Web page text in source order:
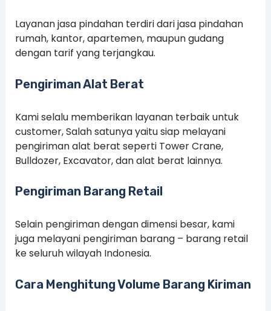
Layanan jasa pindahan terdiri dari jasa pindahan
rumah, kantor, apartemen, maupun gudang
dengan tarif yang terjangkau.
Pengiriman Alat Berat
Kami selalu memberikan layanan terbaik untuk
customer, Salah satunya yaitu siap melayani
pengiriman alat berat seperti Tower Crane,
Bulldozer, Excavator, dan alat berat lainnya.
Pengiriman Barang Retail
Selain pengiriman dengan dimensi besar, kami
juga melayani pengiriman barang – barang retail
ke seluruh wilayah Indonesia.
Cara Menghitung Volume Barang Kiriman